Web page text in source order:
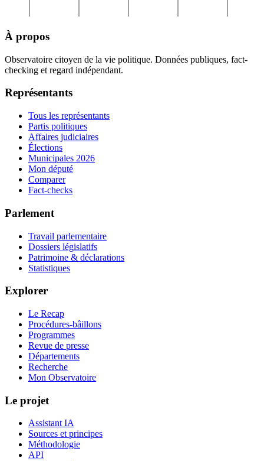
À propos
Observatoire citoyen de la vie politique. Données publiques, fact-
checking et regard indépendant.
Représentants
Tous les représentants
Partis politiques
Affaires judiciaires
Élections
Municipales 2026
Mon député
Comparer
Fact-checks
Parlement
Travail parlementaire
Dossiers législatifs
Patrimoine & déclarations
Statistiques
Explorer
Le Recap
Procédures-bâillons
Programmes
Revue de presse
Départements
Recherche
Mon Observatoire
Le projet
Assistant IA
Sources et principes
Méthodologie
API